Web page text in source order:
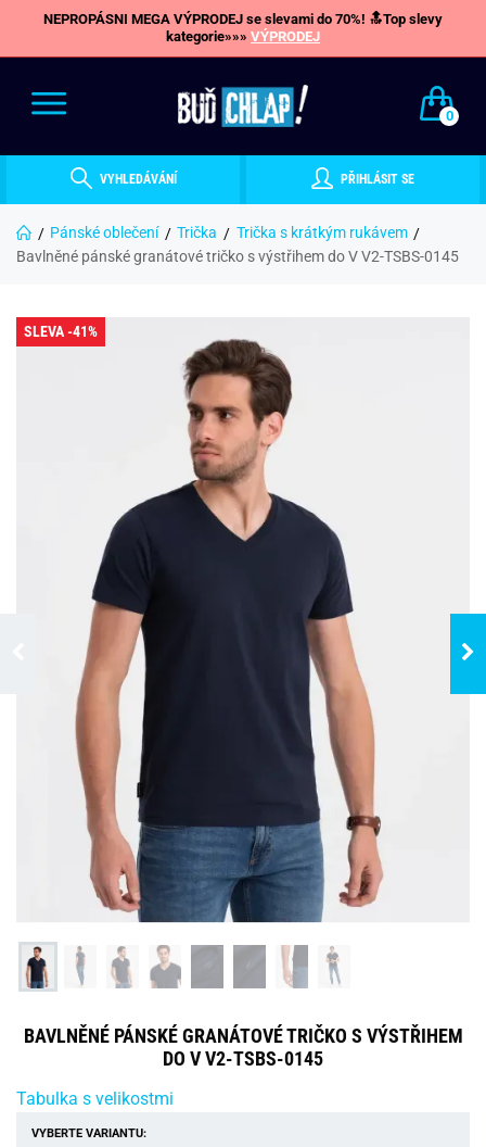
NEPROPÁSNI MEGA VÝPRODEJ se slevami do 70%! 🔝Top slevy
kategorie»»» VÝPRODEJ
0
VYHLEDÁVÁNÍ PŘIHLÁSIT SE
Pánské oblečení Trička
Trička s krátkým rukávem
Bavlněné pánské granátové tričko s výstřihem do V V2-TSBS-0145
SLEVA -41%
BAVLNĚNÉ PÁNSKÉ GRANÁTOVÉ TRIČKO S VÝSTŘIHEM
DO V V2-TSBS-0145
Tabulka s velikostmi
VYBERTE VARIANTU: